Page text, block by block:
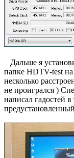
Дальше я
папке HDTV-test
несколько
не проигрался )
написал гадостей